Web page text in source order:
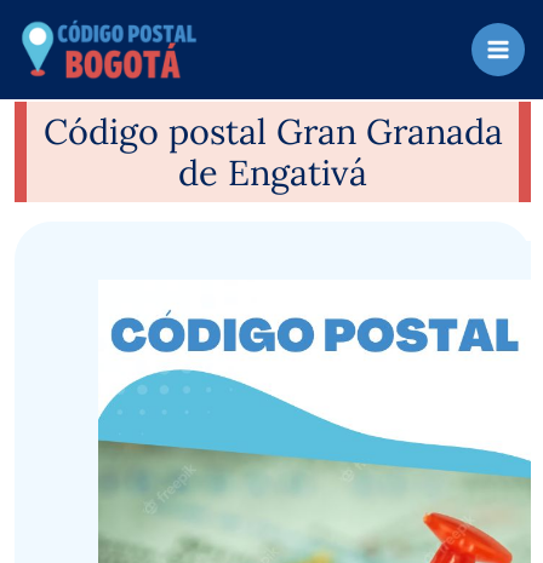
contenido
Código postal Gran Granada
de Engativá